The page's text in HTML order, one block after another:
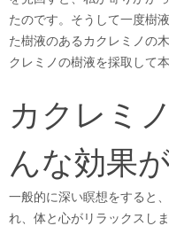
たのです。そうして一度樹
た樹液のあるカクレミノの
クレミノの樹液を採取して
カクレミ
んな効果
一般的に深い瞑想をすると
れ、体と心がリラックスし